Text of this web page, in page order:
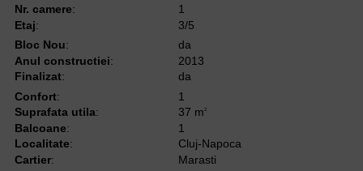
Nr. camere:
1
Etaj:
3/5
Bloc Nou:
da
Anul constructiei:
2013
Finalizat:
da
Confort:
1
Suprafata utila: 37 m2
Balcoane:
1
Localitate:
Cluj-Napoca
Cartier:
Marasti